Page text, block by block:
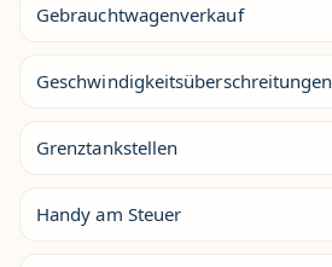
Gebrauchtwagenverkauf
Geschwindigkeitsüberschreitungen
Grenztankstellen
Handy am Steuer